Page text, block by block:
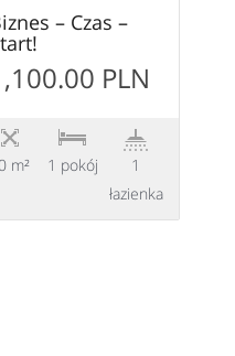
– Czas –
PLN
m² 1 pokój
1
łazienka